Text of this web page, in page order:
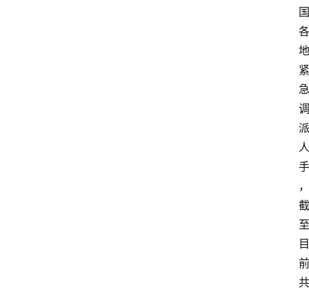
国
各
地
紧
急
调
派
人
手
，
截
至
目
前
共